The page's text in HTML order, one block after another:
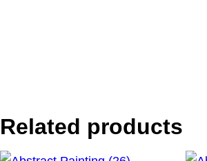
Related products